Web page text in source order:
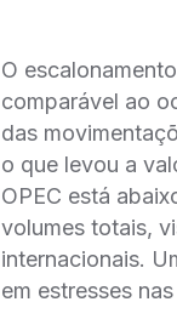
O
comparável ao
das
o que levou a
OPEC está
volumes totais,
internacionais.
em estresses